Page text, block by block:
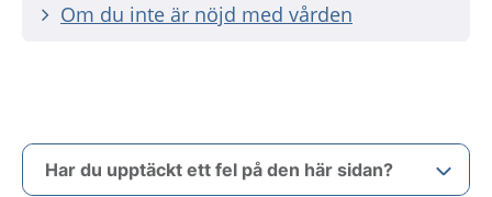
Om du inte är nöjd med vården
Har du upptäckt ett fel på den här sidan?